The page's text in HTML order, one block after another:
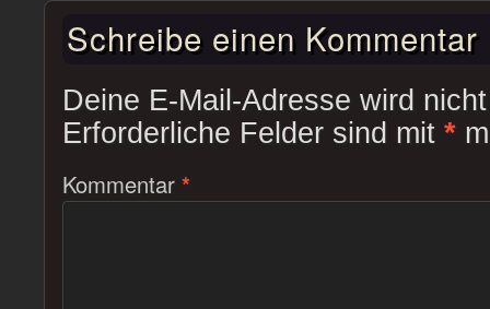
Schreibe einen Kommentar
Deine E-Mail-Adresse wird
Erforderliche Felder sind mit *
Kommentar *